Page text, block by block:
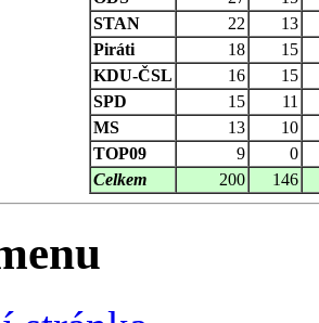
STAN
22
13
Piráti
18
15
KDU-ČSL
16
15
SPD
15
11
MS
13
10
TOP09
9
0
Celkem
200 146